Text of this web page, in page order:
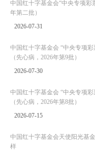
中国红十字基金会“中央专项彩
年第二批）
2026-07-31
中国红十字基金会 “中央专项
（先心病，2026年第9批）
2026-07-30
中国红十字基金会 “中央专项
（先心病，2026年第8批）
2026-07-15
中国红十字基金会天使阳光基
样